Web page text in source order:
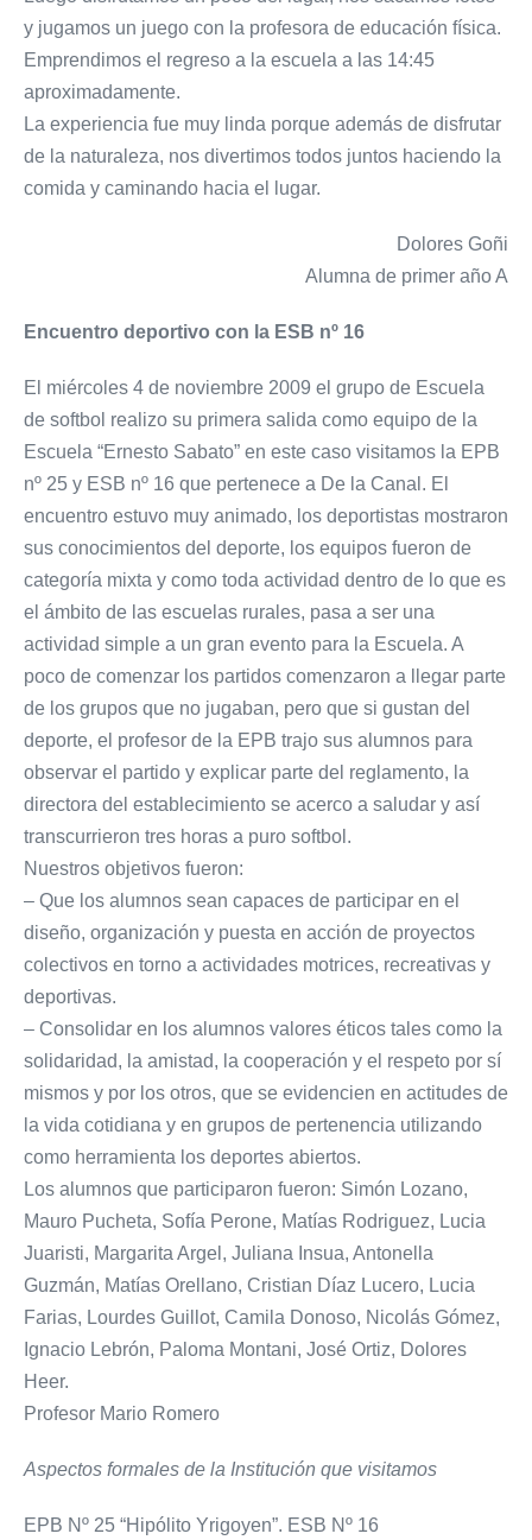
y jugamos un juego con la profesora de educación física.
Emprendimos el regreso a la escuela a las 14:45
aproximadamente.
La experiencia fue muy linda porque además de disfrutar
de la naturaleza, nos divertimos todos juntos haciendo la
comida y caminando hacia el lugar.
Dolores Goñi
Alumna de primer año A
Encuentro deportivo con la ESB nº 16
El miércoles 4 de noviembre 2009 el grupo de Escuela
de softbol realizo su primera salida como equipo de la
Escuela “Ernesto Sabato” en este caso visitamos la EPB
nº 25 y ESB nº 16 que pertenece a De la Canal. El
encuentro estuvo muy animado, los deportistas mostraron
sus conocimientos del deporte, los equipos fueron de
categoría mixta y como toda actividad dentro de lo que es
el ámbito de las escuelas rurales, pasa a ser una
actividad simple a un gran evento para la Escuela. A
poco de comenzar los partidos comenzaron a llegar parte
de los grupos que no jugaban, pero que si gustan del
deporte, el profesor de la EPB trajo sus alumnos para
observar el partido y explicar parte del reglamento, la
directora del establecimiento se acerco a saludar y así
transcurrieron tres horas a puro softbol.
Nuestros objetivos fueron:
– Que los alumnos sean capaces de participar en el
diseño, organización y puesta en acción de proyectos
colectivos en torno a actividades motrices, recreativas y
deportivas.
– Consolidar en los alumnos valores éticos tales como la
solidaridad, la amistad, la cooperación y el respeto por sí
mismos y por los otros, que se evidencien en actitudes de
la vida cotidiana y en grupos de pertenencia utilizando
como herramienta los deportes abiertos.
Los alumnos que participaron fueron: Simón Lozano,
Mauro Pucheta, Sofía Perone, Matías Rodriguez, Lucia
Juaristi, Margarita Argel, Juliana Insua, Antonella
Guzmán, Matías Orellano, Cristian Díaz Lucero, Lucia
Farias, Lourdes Guillot, Camila Donoso, Nicolás Gómez,
Ignacio Lebrón, Paloma Montani, José Ortiz, Dolores
Heer.
Profesor Mario Romero
Aspectos formales de la Institución que visitamos
EPB Nº 25 “Hipólito Yrigoyen”. ESB Nº 16